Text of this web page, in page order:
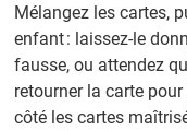
Mélangez les cartes,
enfant : laissez-le
fausse, ou attendez
retourner la carte
côté les cartes